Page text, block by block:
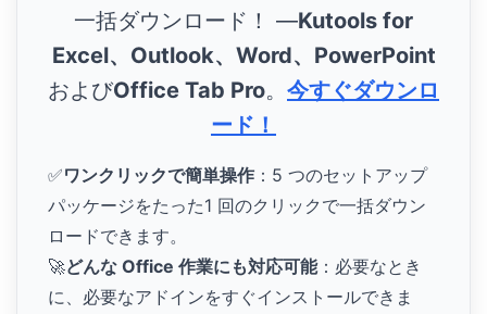
一括ダウンロード！ ―Kutools for
Excel、Outlook、Word、PowerPoint
およびOffice Tab Pro。 今すぐダウンロ
ード！
✅ワンクリックで簡単操作 ：5 つのセットアップ
パッケージをたった1 回のクリックで一括ダウン
ロードできます。
🚀どんな Office 作業にも対応可能：必要なとき
に、必要なアドインをすぐインストールできま